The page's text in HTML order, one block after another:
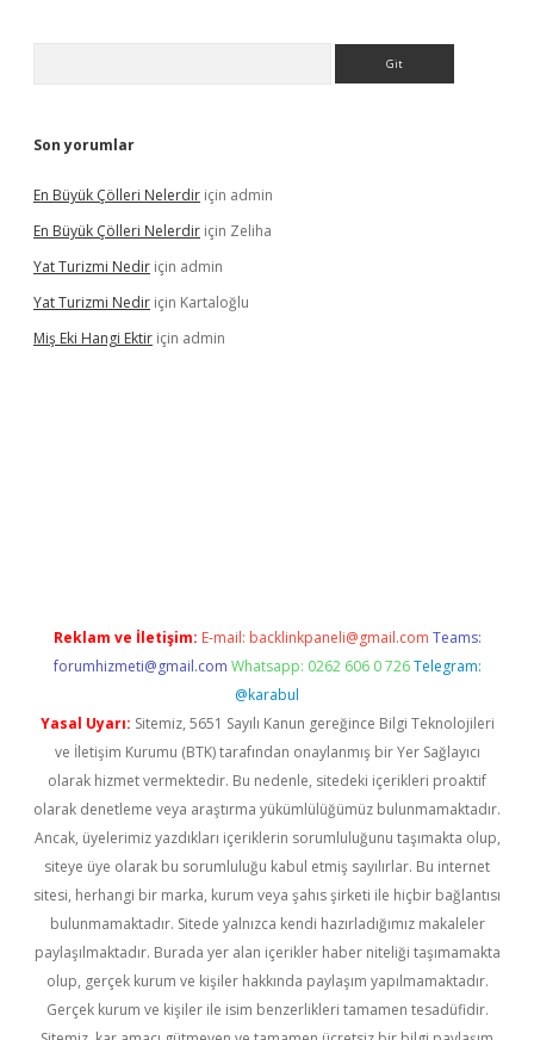
Son yorumlar
En Büyük Çölleri Nelerdir için admin
En Büyük Çölleri Nelerdir için Zeliha
Yat Turizmi Nedir için admin
Yat Turizmi Nedir için Kartaloğlu
Miş Eki Hangi Ektir için admin
Reklam ve İletişim: E-mail: backlinkpaneli@gmail.com Teams:
forumhizmeti@gmail.com Whatsapp: 0262 606 0 726 Telegram:
@karabul
Yasal Uyarı: Sitemiz, 5651 Sayılı Kanun gereğince Bilgi Teknolojileri
ve İletişim Kurumu (BTK) tarafından onaylanmış bir Yer Sağlayıcı
olarak hizmet vermektedir. Bu nedenle, sitedeki içerikleri proaktif
olarak denetleme veya araştırma yükümlülüğümüz bulunmamaktadır.
Ancak, üyelerimiz yazdıkları içeriklerin sorumluluğunu taşımakta olup,
siteye üye olarak bu sorumluluğu kabul etmiş sayılırlar. Bu internet
sitesi, herhangi bir marka, kurum veya şahıs şirketi ile hiçbir bağlantısı
bulunmamaktadır. Sitede yalnızca kendi hazırladığımız makaleler
paylaşılmaktadır. Burada yer alan içerikler haber niteliği taşımamakta
olup, gerçek kurum ve kişiler hakkında paylaşım yapılmamaktadır.
Gerçek kurum ve kişiler ile isim benzerlikleri tamamen tesadüfidir.